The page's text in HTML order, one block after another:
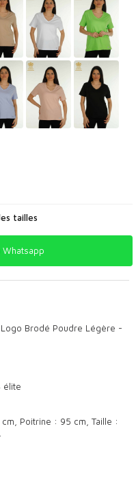
tailles
Brodé Poudre Légère -
élite
Poitrine : 95 cm, Taille :